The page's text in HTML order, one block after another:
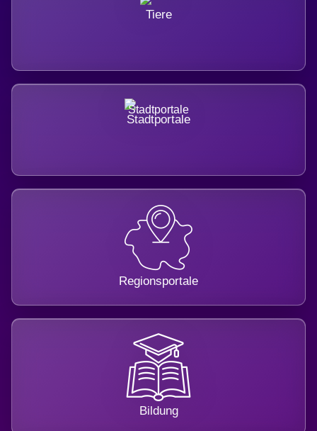
Tiere
Stadtportale
Regionsportale
Bildung